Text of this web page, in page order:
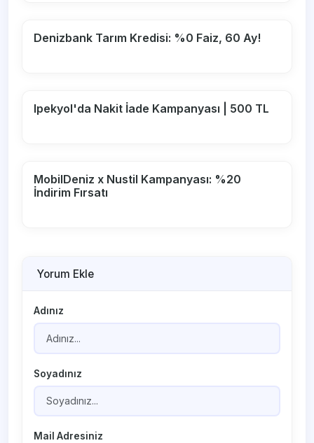
Denizbank Tarım Kredisi: %0 Faiz, 60 Ay!
Ipekyol'da Nakit İade Kampanyası | 500 TL
MobilDeniz x Nustil Kampanyası: %20
İndirim Fırsatı
Yorum Ekle
Adınız
Soyadınız
Mail Adresiniz